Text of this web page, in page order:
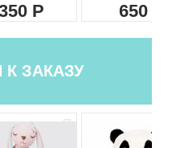
650
ЗАКАЗУ